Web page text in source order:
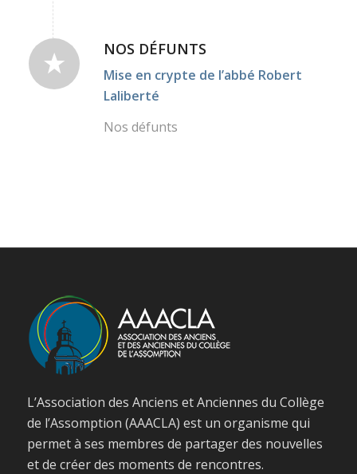
NOS DÉFUNTS
Mise en crypte de l’abbé Robert
Laliberté
Nos défunts
L’Association des Anciens et Anciennes du Collège
de l’Assomption (AAACLA) est un organisme qui
permet à ses membres de partager des nouvelles
et de créer des moments de rencontres.